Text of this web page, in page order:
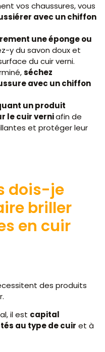
vos chaussures, vous
avec un chiffon
une éponge ou
y du savon doux et
du cuir verni.
séchez
avec un chiffon
un produit
le cuir verniafin de
et protéger leur
dois-je
briller
en cuir
des produits
il est capital
au type de cuir et à